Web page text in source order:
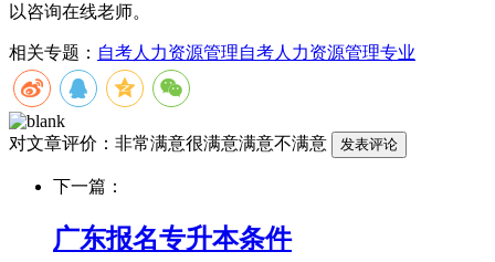
以咨询在线老师。
相关专题： 自考人力资源管理自考人力资源管理专业
对文章评价： 非常满意很满意满意不满意
下一篇：
广东报名专升本条件